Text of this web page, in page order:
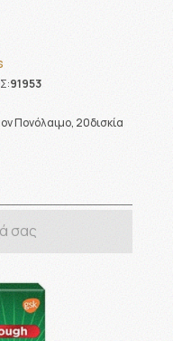
91953
Πονόλαιμο, 20δισκία
σας